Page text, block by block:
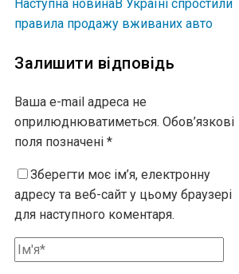
Наступна новинаВ Україні спростили
правила продажу вживаних авто
Залишити відповідь
Ваша e-mail адреса не
оприлюднюватиметься. Обов’язкові
поля позначені *
Зберегти моє ім’я, електронну
адресу та веб-сайт у цьому браузері
для наступного коментаря.